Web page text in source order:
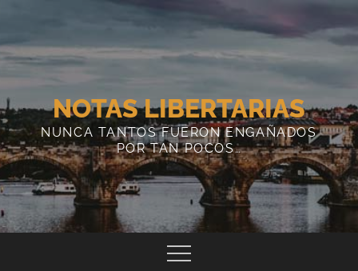
content
NOTAS LIBERTARIAS
NUNCA TANTOS FUERON ENGAÑADOS
POR TAN POCOS…